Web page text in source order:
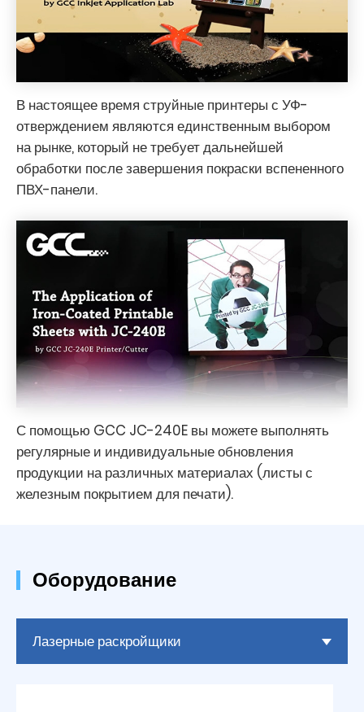
В настоящее время струйные принтеры с УФ-
отверждением являются единственным выбором
на рынке, который не требует дальнейшей
обработки после завершения покраски вспененного
ПВХ-панели.
С помощью GCC JC-240E вы можете выполнять
регулярные и индивидуальные обновления
продукции на различных материалах (листы с
железным покрытием для печати).
Оборудование
Лазерные раскройщики